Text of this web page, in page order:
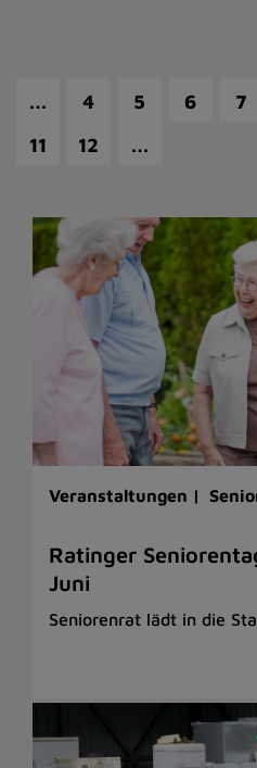
… 4 5 6 7
11
12 …
Veranstaltungen |
Ratinger
Juni
Seniorenrat lädt in die